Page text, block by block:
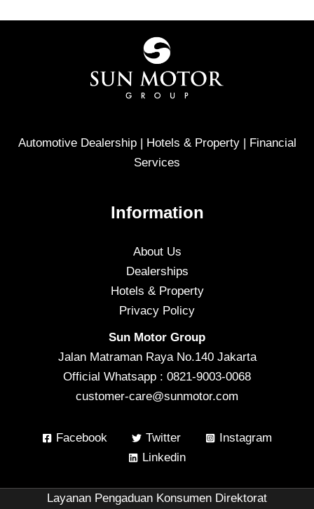
Automotive Dealership | Hotels & Property | Financial
Services
Information
About Us
Dealerships
Hotels & Property
Privacy Policy
Sun Motor Group
Jalan Matraman Raya No.140 Jakarta
Official Whatsapp : 0821-9003-0068
customer-care@sunmotor.com
Facebook Twitter
Instagram
Linkedin
Layanan Pengaduan Konsumen Direktorat